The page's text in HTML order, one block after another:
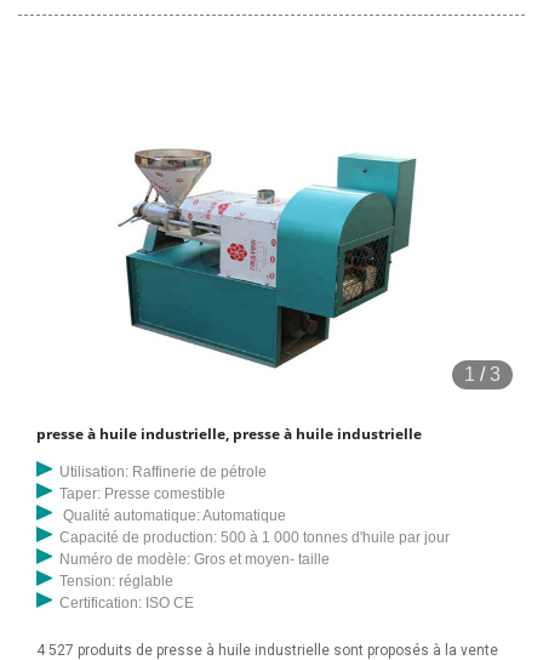
1 /3
presse à huile industrielle, presse à huile industrielle
Utilisation: Raffinerie de pétrole
Taper: Presse comestible
Qualité automatique: Automatique
Capacité de production: 500 à 1 000 tonnes d'huile par jour
Numéro de modèle: Gros et moyen- taille
Tension: réglable
Certification: ISO CE
4 527 produits de presse à huile industrielle sont proposés à la vente